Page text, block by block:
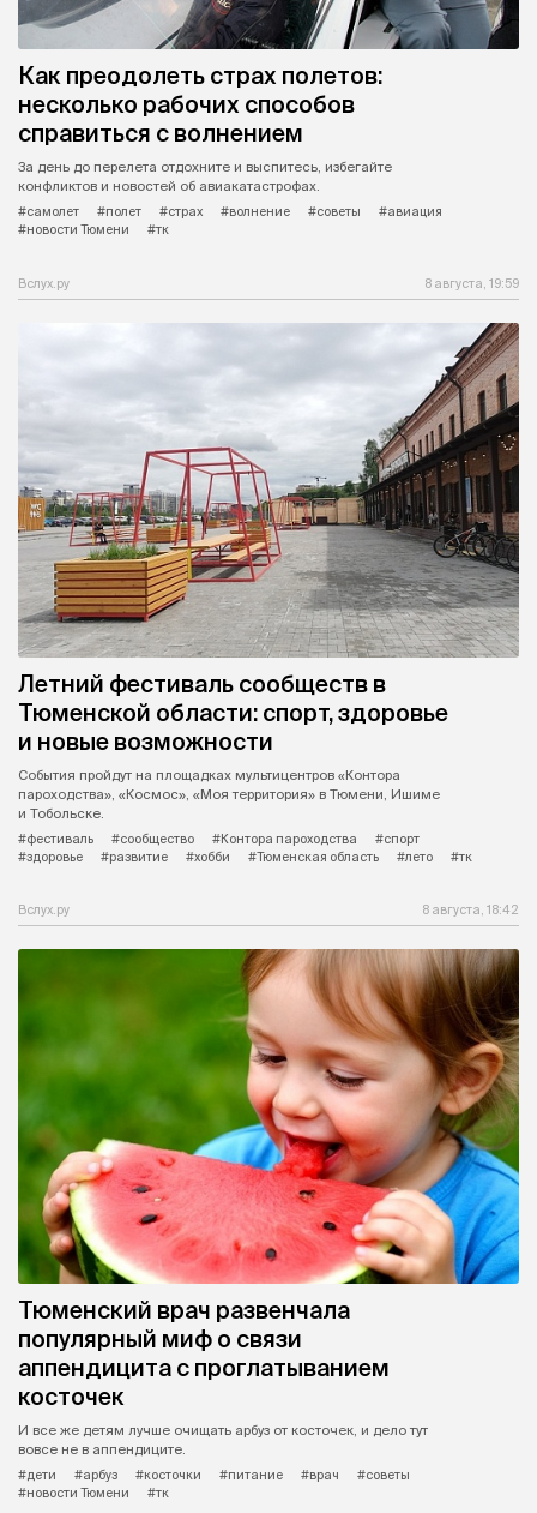
Как преодолеть страх полетов:
несколько рабочих способов
справиться с волнением
За день до перелета отдохните и выспитесь, избегайте
конфликтов и новостей об авиакатастрофах.
#самолет
#полет #страх #волнение #советы
#авиация
#новости Тюмени
#тк
Вслух.ру 8 августа, 19:59
Летний фестиваль сообществ в
Тюменской области: спорт, здоровье
и новые возможности
События пройдут на площадках мультицентров «Контора
пароходства», «Космос», «Моя территория» в Тюмени, Ишиме
и Тобольске.
#фестиваль
#сообщество #Контора пароходства
#спорт
#здоровье
#развитие #хобби #Тюменская область #лето #тк
Вслух.ру 8 августа, 18:42
Тюменский врач развенчала
популярный миф о связи
аппендицита с проглатыванием
косточек
И все же детям лучше очищать арбуз от косточек, и дело тут
вовсе не в аппендиците.
#дети
#арбуз #косточки #питание #врач
#советы
#новости Тюмени
#тк